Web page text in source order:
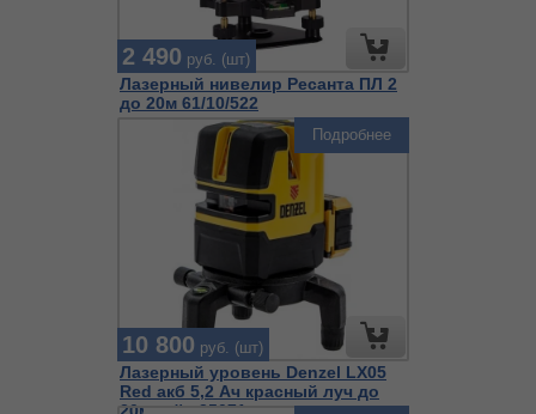
Лазерный нивелир Ресанта ПЛ 2
до 20м 61/10/522
2 490 руб. (шт)
Лазерный уровень Denzel LX05
Red акб 5,2 Ач красный луч до
10 800 руб. (шт)
Подробнее